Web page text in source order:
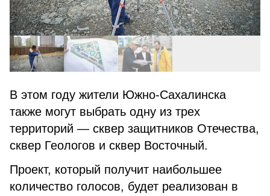
В этом году жители Южно-Сахалинска
также могут выбрать одну из трех
территорий — сквер защитников Отечества,
сквер Геологов и сквер Восточный.
Проект, который получит наибольшее
количество голосов, будет реализован в